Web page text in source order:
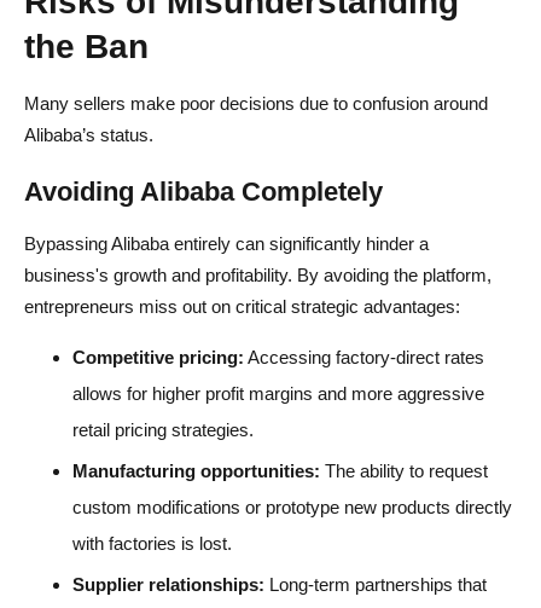
the Ban
Many sellers make poor decisions due to confusion around
Alibaba’s status.
Avoiding Alibaba Completely
Bypassing Alibaba entirely can significantly hinder a
business's growth and profitability. By avoiding the platform,
entrepreneurs miss out on critical strategic advantages:
Competitive pricing: Accessing factory-direct rates
allows for higher profit margins and more aggressive
retail pricing strategies.
Manufacturing opportunities: The ability to request
custom modifications or prototype new products directly
with factories is lost.
Supplier relationships: Long-term partnerships that